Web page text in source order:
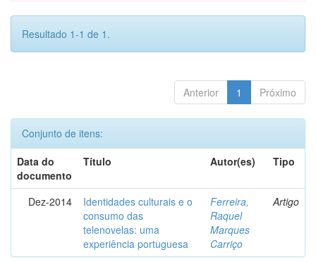
Resultado 1-1 de 1.
Anterior 1 Próximo
Conjunto de itens:
Data do
documento
Título Autor(es) Tipo
Dez-2014
Identidades culturais e o
consumo das
telenovelas: uma
experiência portuguesa
Ferreira,
Raquel
Marques
Carriço
Artigo